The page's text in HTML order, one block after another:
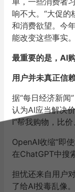
响不大。“大促的
和消费欲望。今
能改变这些事实
最重要的是，AI
用户并未真正信赖
据“每日经济新闻
认为AI应当解决
I“帮我购物，比价
OpenAI收缩“即
在ChatGPT中搜
担忧还来自用户
了给AI投毒乱像